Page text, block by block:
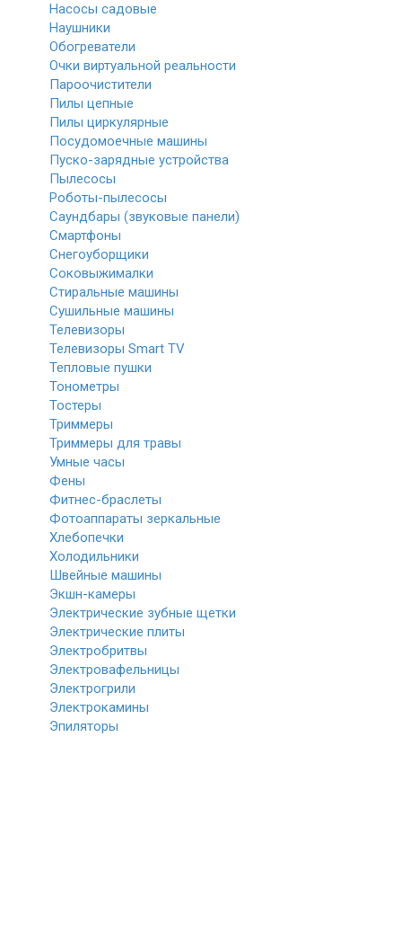
Насосы садовые
Наушники
Обогреватели
Очки виртуальной реальности
Пароочистители
Пилы цепные
Пилы циркулярные
Посудомоечные машины
Пуско-зарядные устройства
Пылесосы
Роботы-пылесосы
Саундбары (звуковые панели)
Смартфоны
Снегоуборщики
Соковыжималки
Стиральные машины
Сушильные машины
Телевизоры
Телевизоры Smart TV
Тепловые пушки
Тонометры
Тостеры
Триммеры
Триммеры для травы
Умные часы
Фены
Фитнес-браслеты
Фотоаппараты зеркальные
Хлебопечки
Холодильники
Швейные машины
Экшн-камеры
Электрические зубные щетки
Электрические плиты
Электробритвы
Электровафельницы
Электрогрили
Электрокамины
Эпиляторы